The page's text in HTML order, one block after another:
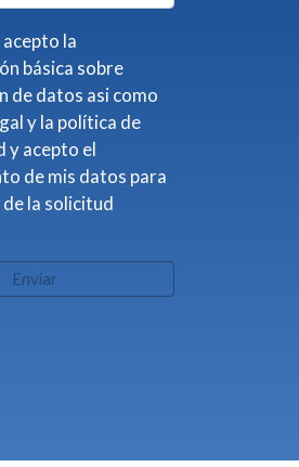
la
básica sobre
asi como
de
de mis datos para
la solicitud
Enviar